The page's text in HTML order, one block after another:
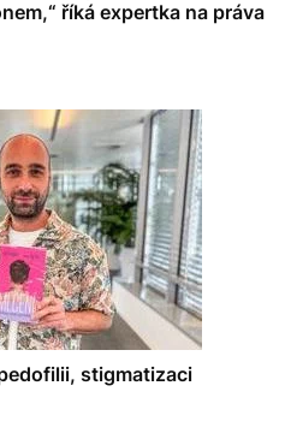
říká expertka na práva
stigmatizaci